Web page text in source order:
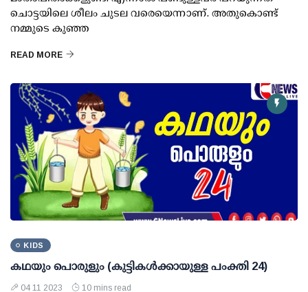
ചൊട്ടയിലെ ശീലം ചുടല വരെയെന്നാണ്. അതുകൊണ്ട്
നമ്മുടെ കുഞ്ഞ
READ MORE
KIDS
കഥയും പൊരുളും (കുട്ടികൾക്കായുള്ള പംക്തി 24)
04 11 2023 10 mins read